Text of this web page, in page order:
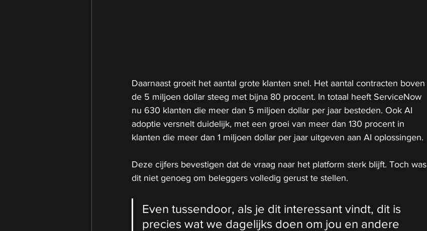
Daarnaast groeit het aantal grote klanten snel. Het aantal contracten boven
de 5 miljoen dollar steeg met bijna 80 procent. In totaal heeft ServiceNow
nu 630 klanten die meer dan 5 miljoen dollar per jaar besteden. Ook AI
adoptie versnelt duidelijk, met een groei van meer dan 130 procent in
klanten die meer dan 1 miljoen dollar per jaar uitgeven aan AI oplossingen.
Deze cijfers bevestigen dat de vraag naar het platform sterk blijft. Toch was
dit niet genoeg om beleggers volledig gerust te stellen.
Even tussendoor, als je dit interessant vindt, dit is
precies wat we dagelijks doen om jou en andere